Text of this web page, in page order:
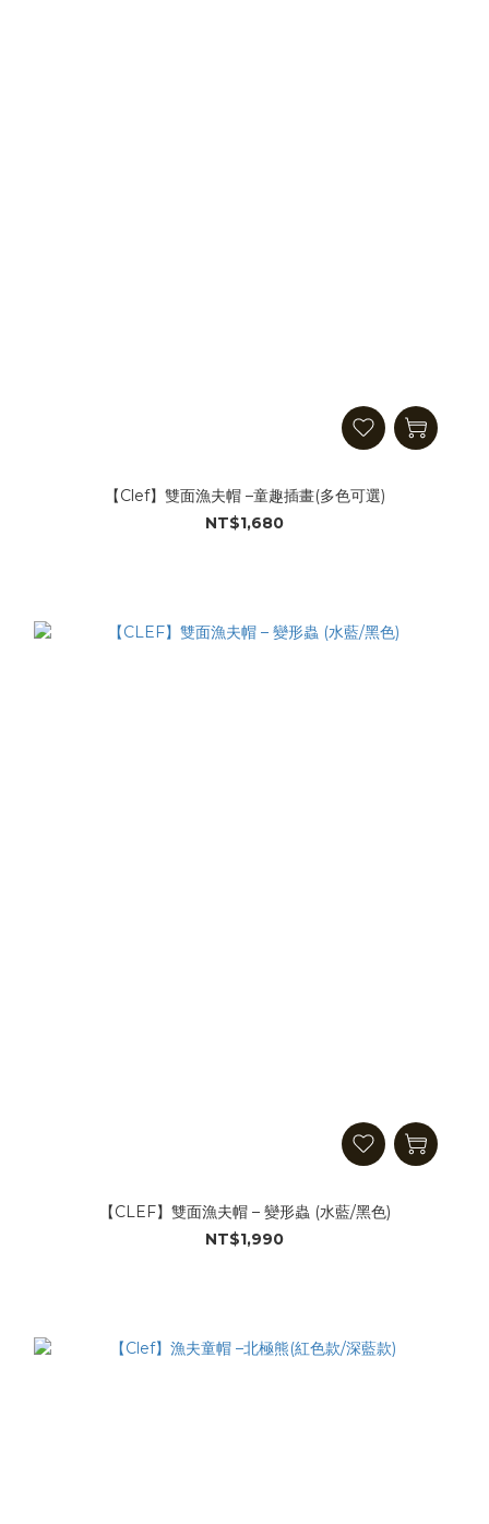
【Clef】雙面漁夫帽 –童趣插畫(多色可選)
NT$1,680
【CLEF】雙面漁夫帽 – 變形蟲 (水藍/黑色)
NT$1,990